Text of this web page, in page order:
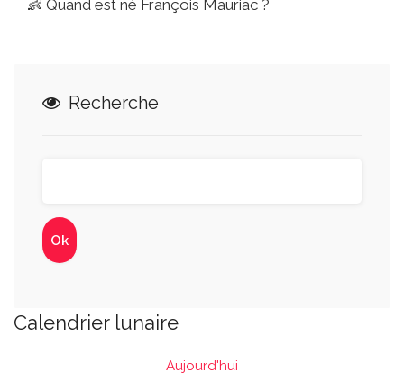
👶 Quand est né François Mauriac ?
Recherche
Calendrier lunaire
Aujourd'hui